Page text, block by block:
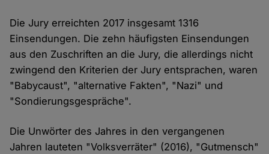
Die Jury erreichten 2017 insgesamt 1316
Einsendungen. Die zehn häufigsten Einsendungen
aus den Zuschriften an die Jury, die allerdings nicht
zwingend den Kriterien der Jury entsprachen, waren
"Babycaust", "alternative Fakten", "Nazi" und
"Sondierungsgespräche".
Die Unwörter des Jahres in den vergangenen
Jahren lauteten "Volksverräter" (2016), "Gutmensch"